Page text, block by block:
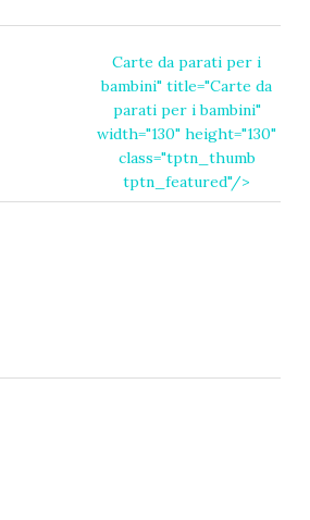
Carte da parati per i
bambini" title="Carte da
parati per i bambini"
width="130" height="130"
class="tptn_thumb
tptn_featured"/>